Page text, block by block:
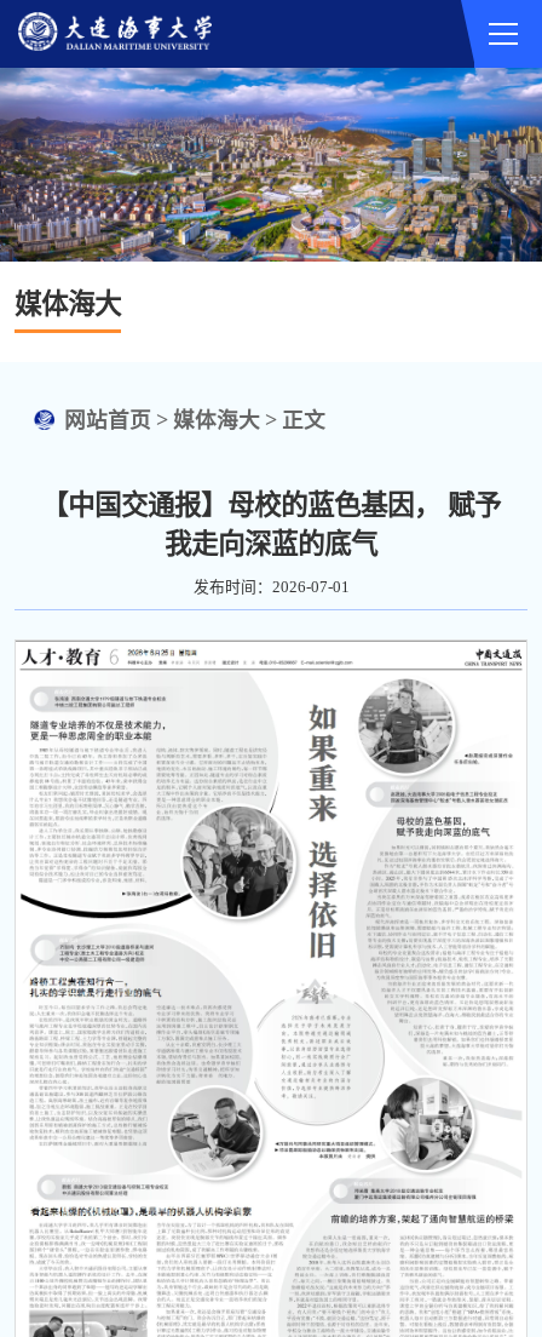
媒体海大
网站首页 > 媒体海大 > 正文
【中国交通报】母校的蓝色基因， 赋予
我走向深蓝的底气
发布时间：2026-07-01